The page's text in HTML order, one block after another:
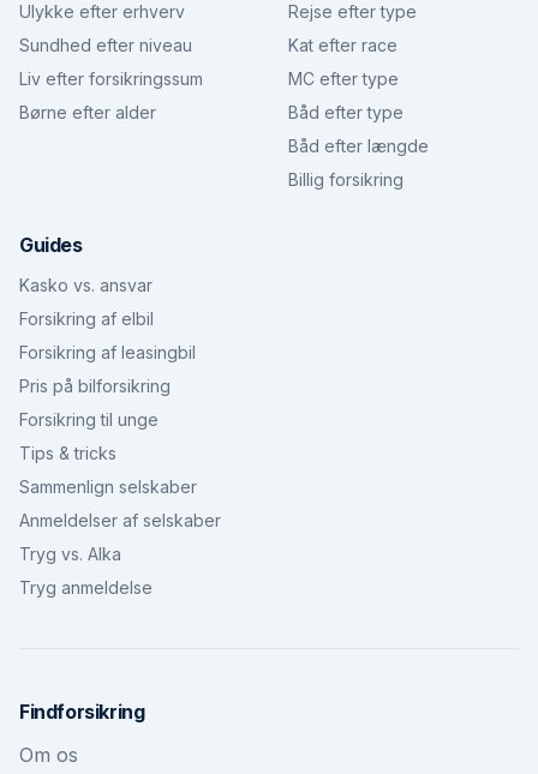
Ulykke efter erhverv
Sundhed efter niveau
Liv efter forsikringssum
Børne efter alder
Rejse efter type
Kat efter race
MC efter type
Båd efter type
Båd efter længde
Billig forsikring
Guides
Kasko vs. ansvar
Forsikring af elbil
Forsikring af leasingbil
Pris på bilforsikring
Forsikring til unge
Tips & tricks
Sammenlign selskaber
Anmeldelser af selskaber
Tryg vs. Alka
Tryg anmeldelse
Findforsikring
Om os